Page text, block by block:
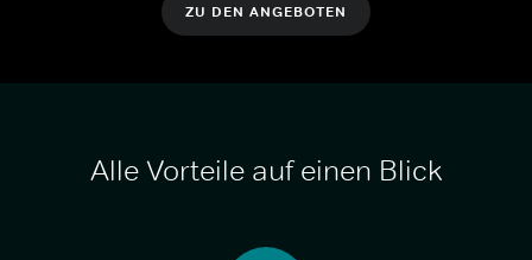
ZU DEN ANGEBOTEN
Alle Vorteile auf einen Blick